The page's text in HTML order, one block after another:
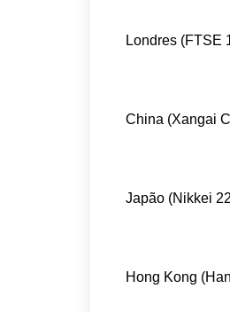
Londres (FTSE
China (Xangai
Japão (Nikkei
Hong Kong